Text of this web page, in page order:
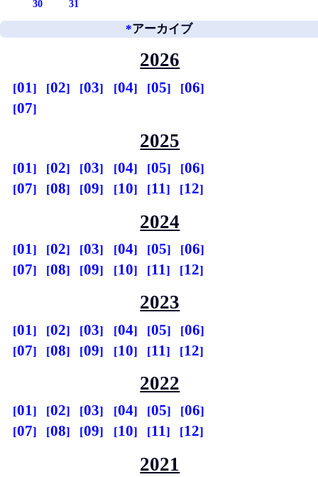
30 31
*アーカイブ
2026
01 02 03 04 05
06
07
2025
01 02 03 04 05
06
07
08 09 10 11 12
2024
01 02 03 04 05
06
07
08 09 10 11 12
2023
01 02 03 04 05
06
07
08 09 10 11 12
2022
01 02 03 04 05
06
07
08 09 10 11 12
2021